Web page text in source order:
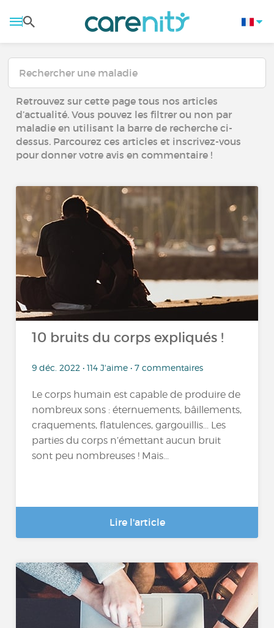
Retrouvez sur cette page tous nos articles
d’actualité. Vous pouvez les filtrer ou non par
maladie en utilisant la barre de recherche ci-
dessus. Parcourez ces articles et inscrivez-vous
pour donner votre avis en commentaire !
10 bruits du corps expliqués !
9 déc. 2022 • 114 J'aime • 7 commentaires
Le corps humain est capable de produire de
nombreux sons : éternuements, bâillements,
craquements, flatulences, gargouillis... Les
parties du corps n’émettant aucun bruit
sont peu nombreuses ! Mais...
Lire l'article